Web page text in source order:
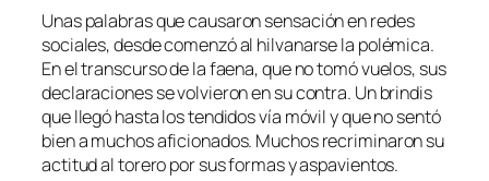
Unas palabras que causaron sensación en redes
sociales, desde comenzó al hilvanarse la polémica.
En el transcurso de la faena, que no tomó vuelos, sus
declaraciones se volvieron en su contra. Un brindis
que llegó hasta los tendidos vía móvil y que no sentó
bien a muchos aficionados. Muchos recriminaron su
actitud al torero por sus formas y aspavientos.